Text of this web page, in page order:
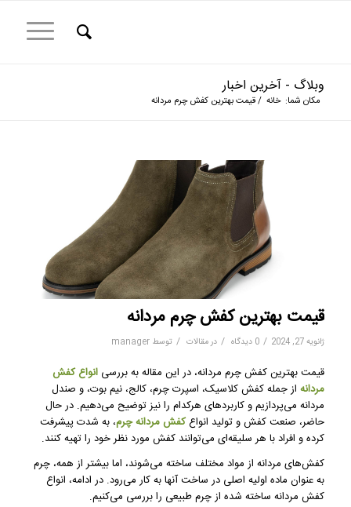
وبلاگ - آخرین اخبار
مکان شما: خانه /قیمت بهترین کفش چرم مردانه
قیمت بهترین کفش چرم مردانه
ژانویه 27, 2024 / 0 دیدگاه / درمقالات / توسط manager
قیمت بهترین کفش چرم مردانه، در این مقاله به بررسی انواع کفش
مردانهاز جمله کفش کلاسیک، اسپرت چرم، کالج، نیم بوت، و صندل
مردانه می‌پردازیم و کاربردهای هرکدام را نیز توضیح می‌دهیم. در حال
حاضر، صنعت کفش و تولید انواعکفش مردانه چرم، به شدت پیشرفت
کرده و افراد با هر سلیقه‌ای می‌توانند کفش مورد نظر خود را تهیه کنند.
کفش­‌های مردانه از مواد مختلف ساخته می‌شوند، اما بیشتر از همه، چرم
به عنوان ماده اولیه اصلی در ساخت آنها به کار می‌رود. در ادامه، انواع
کفش مردانه ساخته شده از چرم طبیعی را بررسی می‌کنیم.